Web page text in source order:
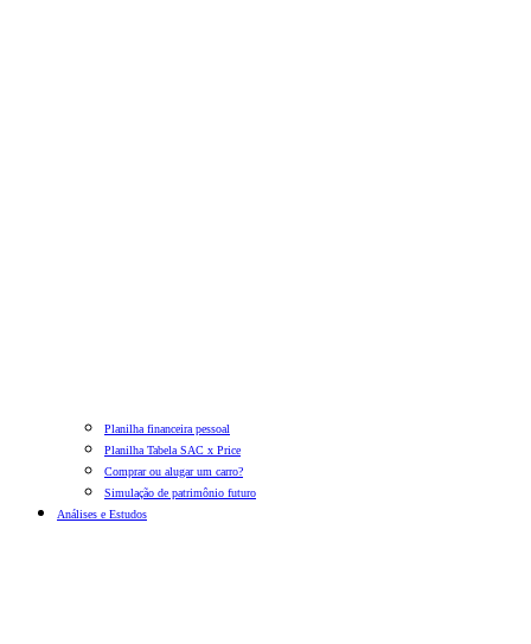
Planilha financeira pessoal
Planilha Tabela SAC x Price
Comprar ou alugar um carro?
Simulação de patrimônio futuro
Análises e Estudos